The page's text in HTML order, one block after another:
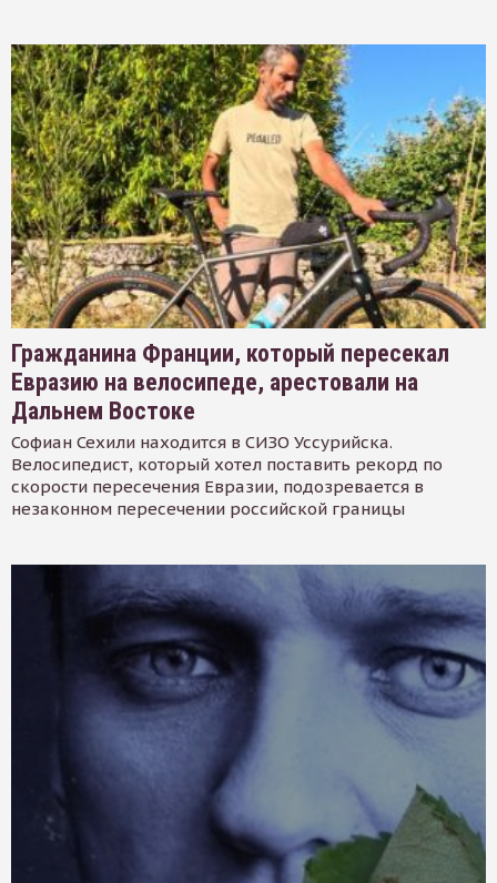
Гражданина Франции, который пересекал
Евразию на велосипеде, арестовали на
Дальнем Востоке
Софиан Сехили находится в СИЗО Уссурийска.
Велосипедист, который хотел поставить рекорд по
скорости пересечения Евразии, подозревается в
незаконном пересечении российской границы